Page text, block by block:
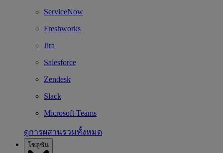
ServiceNow
Freshworks
Jira
Salesforce
Zendesk
Slack
Microsoft Teams
ดูการผสานรวมทั้งหมด
โซลูชัน